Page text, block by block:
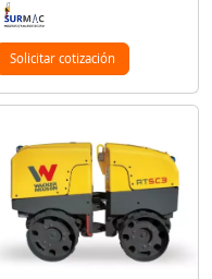
Solicitar cotización